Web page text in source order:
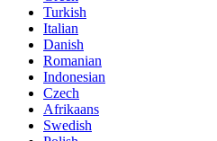
Turkish
Italian
Danish
Romanian
Indonesian
Czech
Afrikaans
Swedish